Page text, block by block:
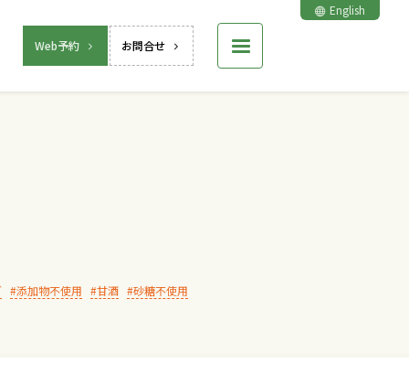
Web予約 お問合せ
English
添加物不使用 甘酒 砂糖不使用